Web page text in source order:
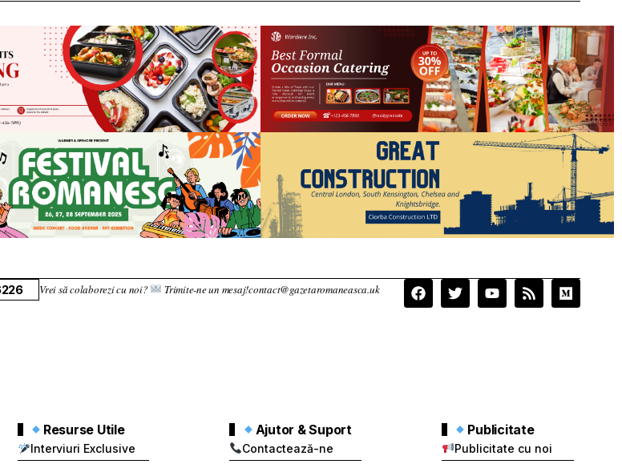
Vrei să colaborezi cu noi? Trimite-ne un mesaj!contact@gazetaromaneasca.uk
Resurse Utile
Interviuri Exclusive
Breaking News
Vremea în UK și
România
Ajutor & Suport
Contactează-ne
Termeni și condiții
Protecția Datelor
Publicitate
Publicitate cu noi
Ambasadorul
Regulament
Acest continut este proprietatea Atlantic Media Group
și nu poate fi reprodus,
permisiunea expresă a deținătorului drepturilor.